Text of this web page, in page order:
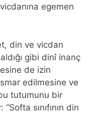
egemen
din ve vicdan
gibi dinî inanç
de izin
edilmesine ve
tutumunu bir
sınıfının din